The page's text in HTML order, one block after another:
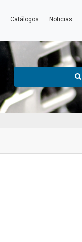
Catálogos Noticias